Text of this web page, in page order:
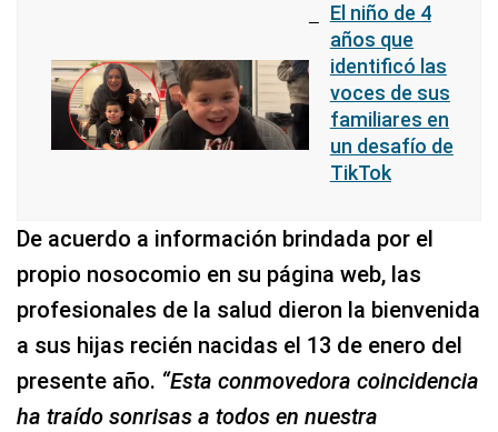
El niño de 4
años que
identificó las
voces de sus
familiares en
un desafío de
TikTok
De acuerdo a información brindada por el
propio nosocomio en su página web, las
profesionales de la salud dieron la bienvenida
a sus hijas recién nacidas el 13 de enero del
presente año. “Esta conmovedora coincidencia
ha traído sonrisas a todos en nuestra